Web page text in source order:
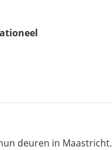
deuren in Maastricht.